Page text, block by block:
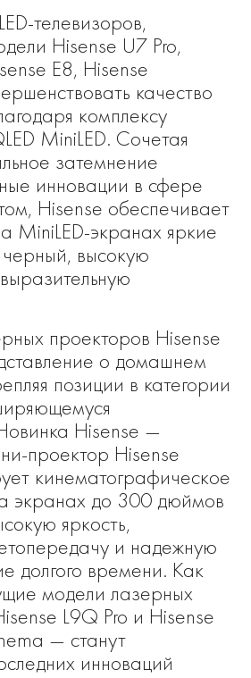
телевизоров,
Hisense U7 Pro,
E8, Hisense
качество
комплексу
MiniLED. Сочетая
затемнение
инновации в сфере
Hisense обеспечивает
MiniLED-экранах яркие
черный, высокую
проекторов Hisense
о домашнем
позиции в категории
Hisense —
проектор Hisense
кинематографическое
экранах до 300 дюймов
яркость,
и надежную
долгого времени. Как
модели лазерных
L9Q Pro и Hisense
— станут
инноваций